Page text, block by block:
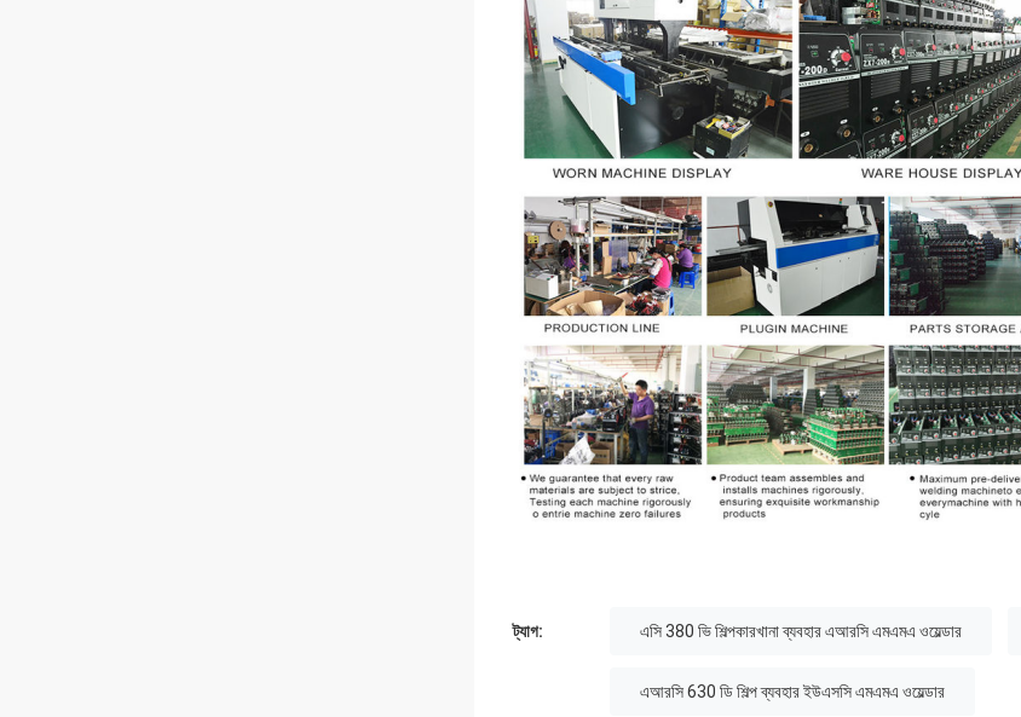
ট্যাগ: এসি 380 ভি শিল্পকারখানা ব্যবহার এআরসি এমএমএ ওয়েল্ডার
এআরসি 630 ডি শিল্প ব্যবহার ইউএসসি এমএমএ ওয়েল্ডার